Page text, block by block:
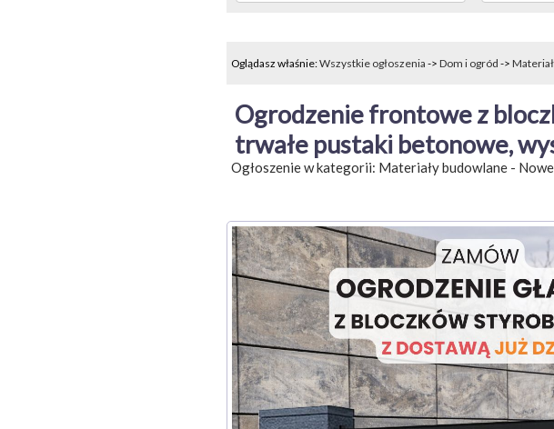
Oglądasz właśnie:Wszystkie ogłoszenia -> Dom i ogród ->
Ogrodzenie frontowe z
trwałe pustaki betonowe,
Ogłoszenie w kategorii: Materiały budowlane- Nowe